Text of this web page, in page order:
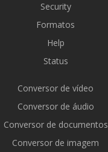
Security
Formatos
Help
Status
Conversor de vídeo
Conversor de áudio
Conversor de documentos
Conversor de imagem